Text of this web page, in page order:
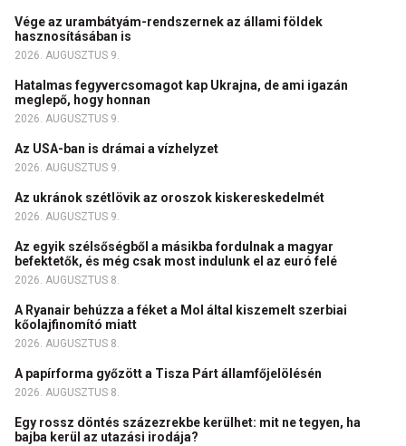
Vége az urambátyám-rendszernek az állami földek
hasznosításában is
2026. AUGUSZTUS 9.
Hatalmas fegyvercsomagot kap Ukrajna, de ami igazán
meglepő, hogy honnan
2026. AUGUSZTUS 9.
Az USA-ban is drámai a vízhelyzet
2026. AUGUSZTUS 9.
Az ukránok szétlövik az oroszok kiskereskedelmét
2026. AUGUSZTUS 9.
Az egyik szélsőségből a másikba fordulnak a magyar
befektetők, és még csak most indulunk el az euró felé
2026. AUGUSZTUS 8.
A Ryanair behúzza a féket a Mol által kiszemelt szerbiai
kőolajfinomító miatt
2026. AUGUSZTUS 8.
A papírforma győzött a Tisza Párt államfőjelölésén
2026. AUGUSZTUS 8.
Egy rossz döntés százezrekbe kerülhet: mit ne tegyen, ha
bajba kerül az utazási irodája?